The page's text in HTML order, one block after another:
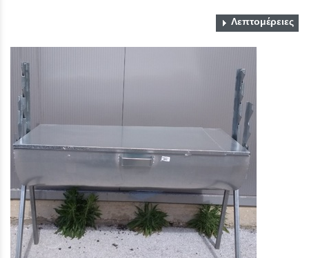
Λεπτομέρειες